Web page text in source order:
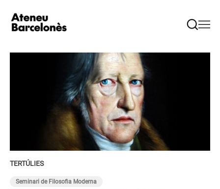
TERTÚLIES
Seminari de Filosofia Moderna